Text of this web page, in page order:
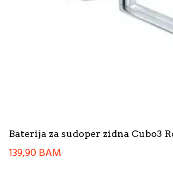
Baterija za sudoper zidna Cubo3
139,90BAM